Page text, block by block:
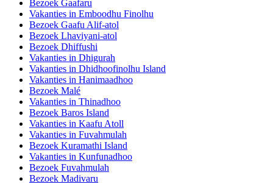
Bezoek Gaafaru
Vakanties in Emboodhu Finolhu
Bezoek Gaafu Alif-atol
Bezoek Lhaviyani-atol
Bezoek Dhiffushi
Vakanties in Dhigurah
Vakanties in Dhidhoofinolhu Island
Vakanties in Hanimaadhoo
Bezoek Malé
Vakanties in Thinadhoo
Bezoek Baros Island
Vakanties in Kaafu Atoll
Vakanties in Fuvahmulah
Bezoek Kuramathi Island
Vakanties in Kunfunadhoo
Bezoek Fuvahmulah
Bezoek Madivaru